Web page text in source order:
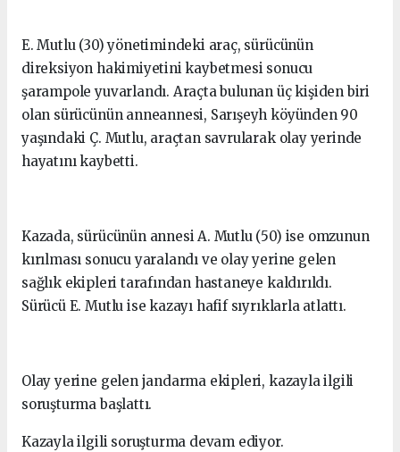
E. Mutlu (30) yönetimindeki araç, sürücünün
direksiyon hakimiyetini kaybetmesi sonucu
şarampole yuvarlandı. Araçta bulunan üç kişiden biri
olan sürücünün anneannesi, Sarışeyh köyünden 90
yaşındaki Ç. Mutlu, araçtan savrularak olay yerinde
hayatını kaybetti.
Kazada, sürücünün annesi A. Mutlu (50) ise omzunun
kırılması sonucu yaralandı ve olay yerine gelen
sağlık ekipleri tarafından hastaneye kaldırıldı.
Sürücü E. Mutlu ise kazayı hafif sıyrıklarla atlattı.
Olay yerine gelen jandarma ekipleri, kazayla ilgili
soruşturma başlattı.
Kazayla ilgili soruşturma devam ediyor.